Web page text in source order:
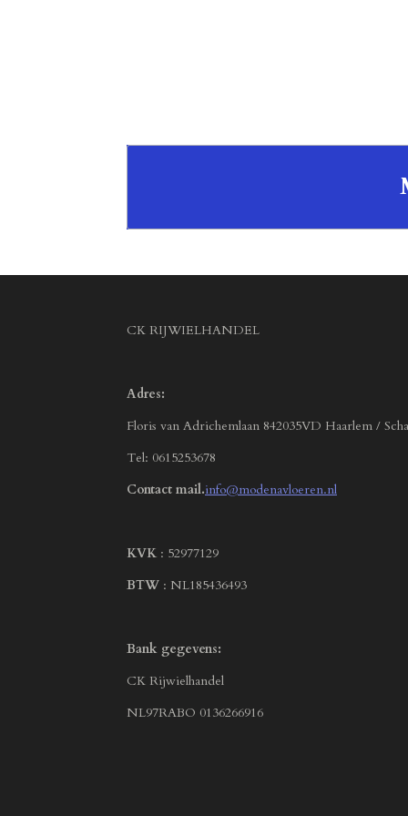
CK RIJWIELHANDEL
Adres:
Floris van Adrichemlaan 842035VD Haarlem /
Tel: 0615253678
Contact mail.info@modenavloeren.nl
KVK : 52977129
BTW : NL185436493
Bank gegevens:
CK Rijwielhandel
NL97RABO 0136266916